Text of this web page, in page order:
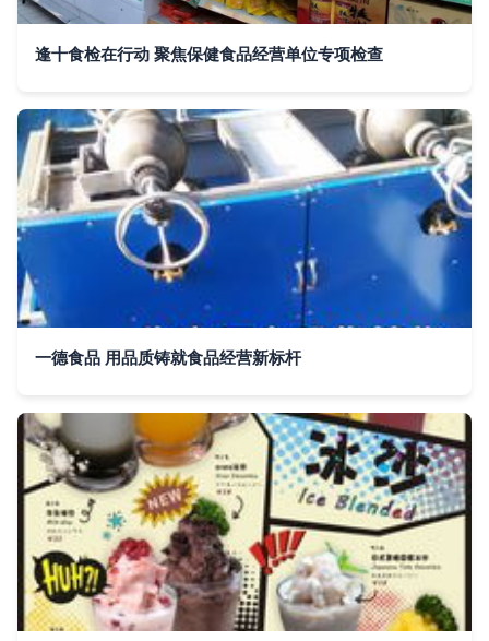
逢十食检在行动 聚焦保健食品经营单位专项检查
一德食品 用品质铸就食品经营新标杆